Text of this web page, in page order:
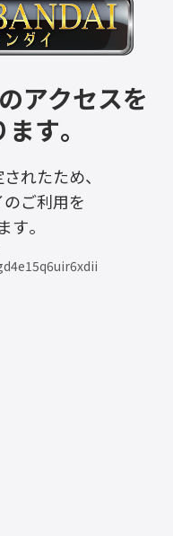
アクセスを
す。
れたため、
ご利用を
す。